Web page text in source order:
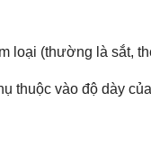
loại (thường là sắt,
thuộc vào độ dày